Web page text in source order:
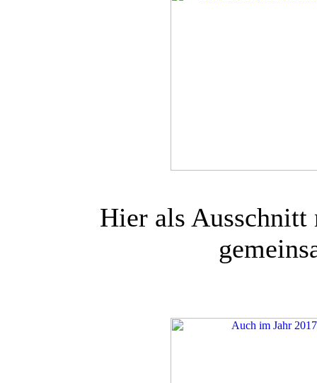
Hier als Ausschnitt